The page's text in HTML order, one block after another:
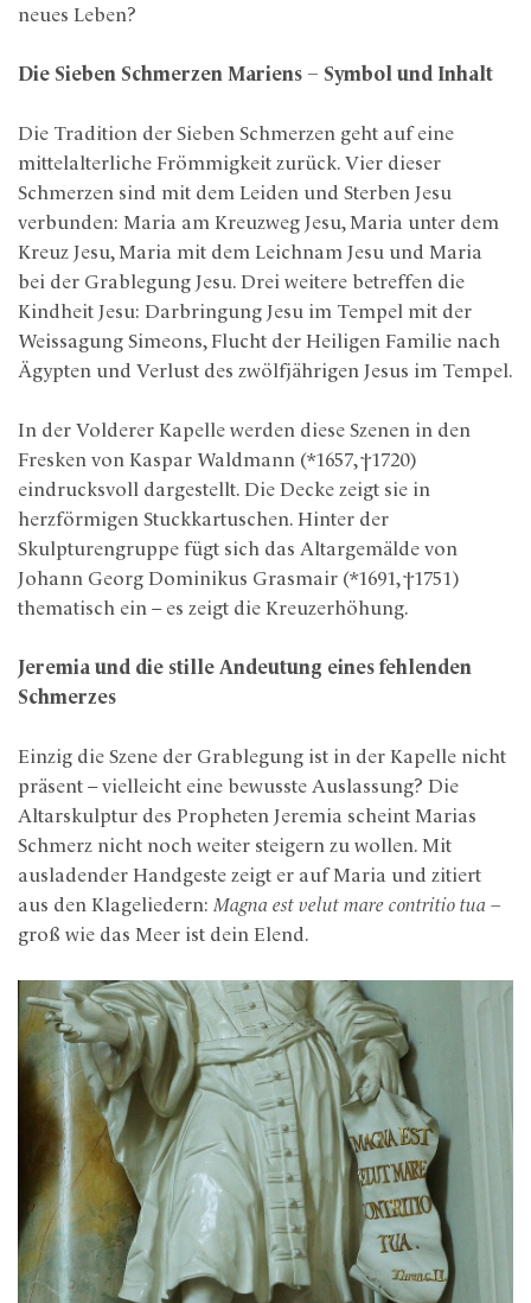
neues Leben?
Die Sieben Schmerzen Mariens – Symbol und Inhalt
Die Tradition der Sieben Schmerzen geht auf eine
mittelalterliche Frömmigkeit zurück. Vier dieser
Schmerzen sind mit dem Leiden und Sterben Jesu
verbunden: Maria am Kreuzweg Jesu, Maria unter dem
Kreuz Jesu, Maria mit dem Leichnam Jesu und Maria
bei der Grablegung Jesu. Drei weitere betreffen die
Kindheit Jesu: Darbringung Jesu im Tempel mit der
Weissagung Simeons, Flucht der Heiligen Familie nach
Ägypten und Verlust des zwölfjährigen Jesus im Tempel.
In der Volderer Kapelle werden diese Szenen in den
Fresken von Kaspar Waldmann (*1657, †1720)
eindrucksvoll dargestellt. Die Decke zeigt sie in
herzförmigen Stuckkartuschen. Hinter der
Skulpturengruppe fügt sich das Altargemälde von
Johann Georg Dominikus Grasmair (*1691, †1751)
thematisch ein – es zeigt die Kreuzerhöhung.
Jeremia und die stille Andeutung eines fehlenden
Schmerzes
Einzig die Szene der Grablegung ist in der Kapelle nicht
präsent – vielleicht eine bewusste Auslassung? Die
Altarskulptur des Propheten Jeremia scheint Marias
Schmerz nicht noch weiter steigern zu wollen. Mit
ausladender Handgeste zeigt er auf Maria und zitiert
aus den Klageliedern: Magna est velut mare contritio tua –
groß wie das Meer ist dein Elend.